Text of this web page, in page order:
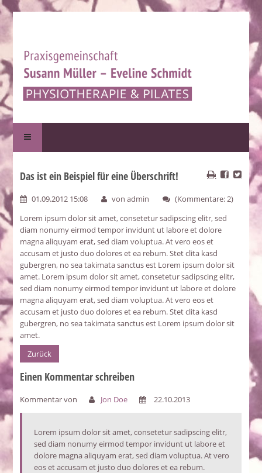
Das ist ein Beispiel für eine Überschrift!
01.09.2012 15:08 von admin
(Kommentare: 2)
Lorem ipsum dolor sit amet, consetetur sadipscing elitr, sed
diam nonumy eirmod tempor invidunt ut labore et dolore
magna aliquyam erat, sed diam voluptua. At vero eos et
accusam et justo duo dolores et ea rebum. Stet clita kasd
gubergren, no sea takimata sanctus est Lorem ipsum dolor sit
amet. Lorem ipsum dolor sit amet, consetetur sadipscing elitr,
sed diam nonumy eirmod tempor invidunt ut labore et dolore
magna aliquyam erat, sed diam voluptua. At vero eos et
accusam et justo duo dolores et ea rebum. Stet clita kasd
gubergren, no sea takimata sanctus est Lorem ipsum dolor sit
amet.
Zurück
Einen Kommentar schreiben
Kommentar von Jon Doe 22.10.2013
Lorem ipsum dolor sit amet, consetetur sadipscing elitr,
sed diam nonumy eirmod tempor invidunt ut labore et
dolore magna aliquyam erat, sed diam voluptua. At vero
eos et accusam et justo duo dolores et ea rebum.